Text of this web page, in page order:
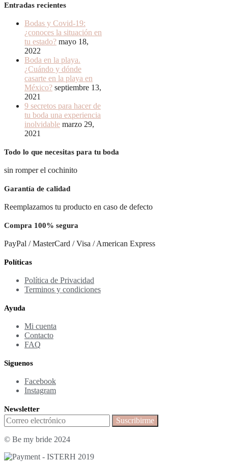
Entradas recientes
Bodas y Covid-19:
¿conoces la situación en
tu estado? mayo 18,
2022
Boda en la playa.
¿Cuándo y dónde
casarte en la playa en
México? septiembre 13,
2021
9 secretos para hacer de
tu boda una experiencia
inolvidable marzo 29,
2021
Todo lo que necesitas para tu boda
sin romper el cochinito
Garantía de calidad
Reemplazamos tu producto en caso de defecto
Compra 100% segura
PayPal / MasterCard / Visa / American Express
Políticas
Política de Privacidad
Terminos y condiciones
Ayuda
Mi cuenta
Contacto
FAQ
Siguenos
Facebook
Instagram
Newsletter
© Be my bride 2024